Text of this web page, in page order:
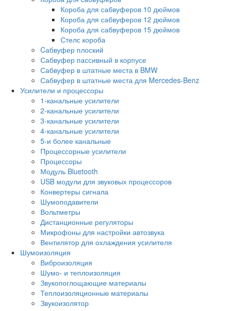
Короба для сабвуферов 10 дюймов
Короба для сабвуферов 12 дюймов
Короба для сабвуферов 15 дюймов
Стелс короба
Cабвуфер плоский
Сабвуфер пассивный в корпусе
Сабвуфер в штатные места в BMW
Сабвуфер в штатные места для Mercedes-Benz
Усилители и процессоры
1-канальные усилители
2-канальные усилители
3-канальные усилители
4-канальные усилители
5-и более канальные
Процессорные усилители
Процессоры
Модуль Bluetooth
USB модули для звуковых процессоров
Конвертеры сигнала
Шумоподавители
Вольтметры
Дистанционные регуляторы
Микрофоны для настройки автозвука
Вентилятор для охлаждения усилителя
Шумоизоляция
Виброизоляция
Шумо- и теплоизоляция
Звукопоглощающие материалы
Теплоизоляционные материалы
Звукоизолятор